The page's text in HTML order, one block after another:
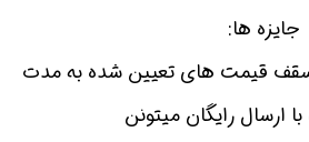
جایزه ها:
سقف قیمت های تعیین شده به مدت